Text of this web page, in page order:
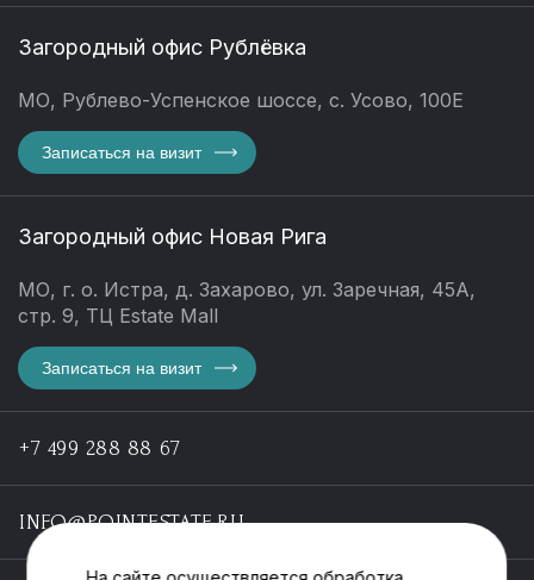
Загородный офис Рублёвка
МО, Рублево-Успенское шоссе, с. Усово, 100Е
Записаться на визит
Загородный офис Новая Рига
МО, г. о. Истра, д. Захарово, ул. Заречная, 45А,
стр. 9, ТЦ Estate Mall
Записаться на визит
+7 499 288 88 67
INFO@POINTESTATE.RU